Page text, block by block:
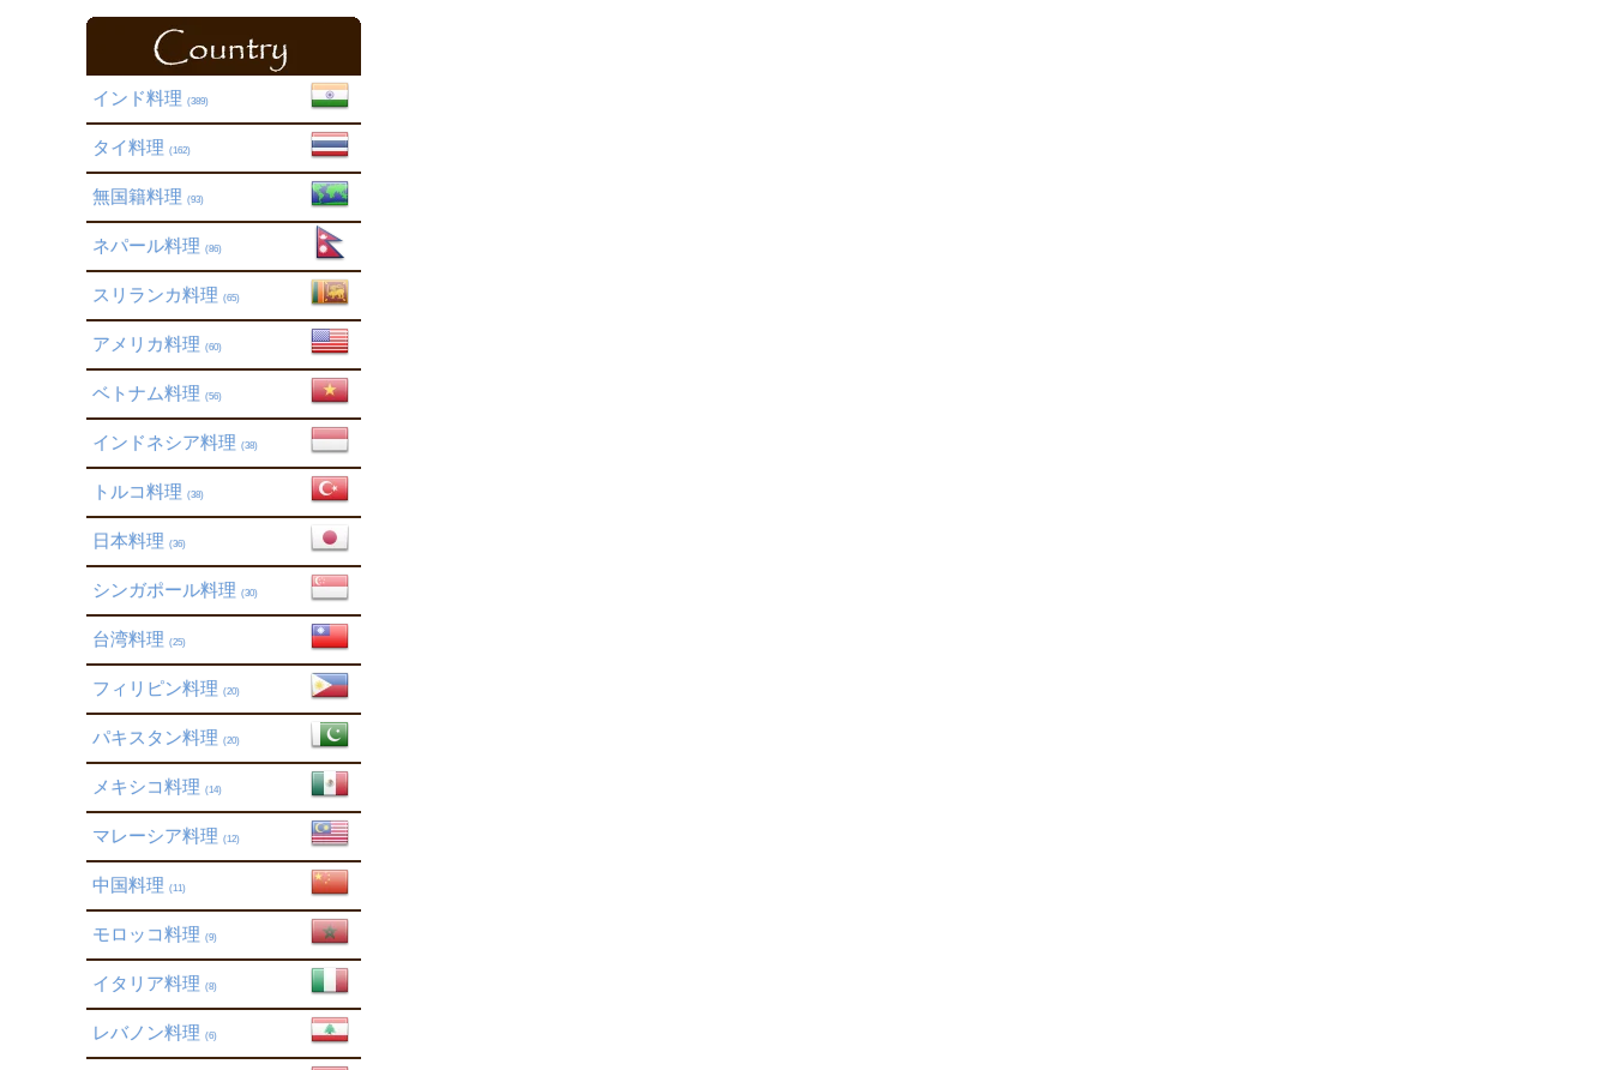
インド料理 (389)
タイ料理 (162)
無国籍料理 (93)
ネパール料理 (86)
スリランカ料理 (65)
アメリカ料理 (60)
ベトナム料理 (56)
インドネシア料理 (38)
トルコ料理 (38)
日本料理 (36)
シンガポール料理 (30)
台湾料理 (25)
フィリピン料理 (20)
パキスタン料理 (20)
メキシコ料理 (14)
マレーシア料理 (12)
中国料理 (11)
モロッコ料理 (9)
イタリア料理 (8)
レバノン料理 (6)